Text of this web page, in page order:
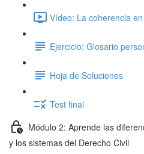
Vídeo: La coherencia
Ejercicio: Glosario
Hoja de Soluciones
Test final
Módulo 2: Aprende las
y los sistemas del Derecho Civil